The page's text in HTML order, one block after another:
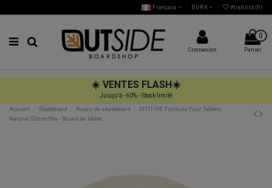
Français EUR € Wishlist (0)
Connexion
0
Panier
☀️ VENTES FLASH☀️
Jusqu'à -60% - Stock limité
Accueil
Skateboard Roues de skateboard
SPITFIRE Formula Four Tablets
Natural 52mm 99a - Roues de skate